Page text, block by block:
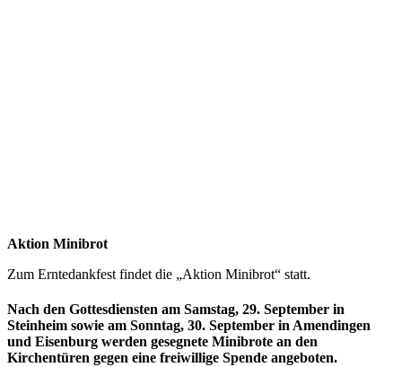
Aktion Minibrot
Zum Erntedankfest findet die „Aktion Minibrot“ statt.
Nach den Gottesdiensten am Samstag, 29. September in
Steinheim sowie am Sonntag, 30. September in Amendingen
und Eisenburg werden gesegnete Minibrote an den
Kirchentüren gegen eine freiwillige Spende angeboten.